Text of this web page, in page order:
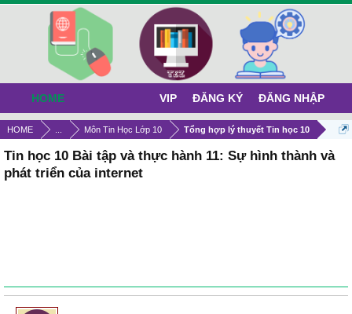
HOME Môn Tin Học Lớp 10 Tổng hợp lý thuyết Tin học 10
Tin học 10 Bài tập và thực hành 11: Sự hình thành và
phát triển của internet
HOME VIP ĐĂNG KÝ ĐĂNG NHẬP